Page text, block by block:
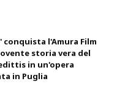
l'Amura Film
storia vera del
in un'opera
in Puglia